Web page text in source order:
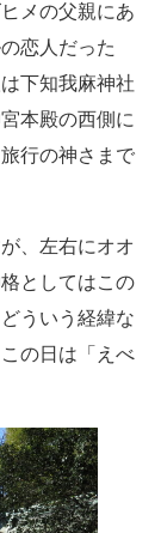
メの父親にあ
恋人だった
下知我麻神社
本殿の西側に
行の神さまで
、左右にオオ
としてはこの
ういう経緯な
の日は「えべ